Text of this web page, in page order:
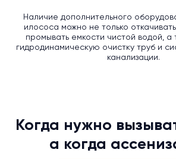
Наличие дополнительного
илососа можно не только
промывать емкости чистой водой, а
гидродинамическую очистку труб и
канализации.
Когда нужно
а когда